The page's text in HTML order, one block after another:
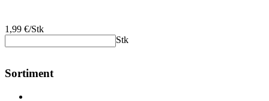
1,99 €/Stk
Stk
Sortiment